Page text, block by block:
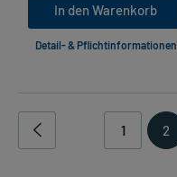
In den Warenkorb
Detail- & Pflichtinformationen
1 2